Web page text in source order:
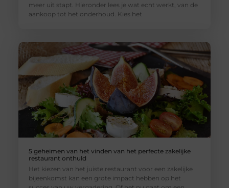
meer uit stapt. Hieronder lees je wat echt werkt, van de
aankoop tot het onderhoud. Kies het
5 geheimen van het vinden van het perfecte zakelijke
restaurant onthuld
Het kiezen van het juiste restaurant voor een zakelijke
bijeenkomst kan een grote impact hebben op het